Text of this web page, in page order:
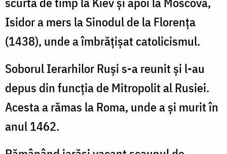
Isidor a mers la Sinodul de la Florența
(1438), unde a îmbrățișat catolicismul.
Soborul Ierarhilor Ruși s-a reunit și l-au
depus din funcția de Mitropolit al Rusiei.
Acesta a rămas la Roma, unde a și murit în
anul 1462.